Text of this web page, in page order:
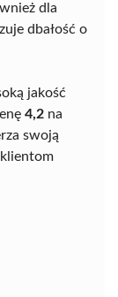
dla
dbałość o
jakość
4,2 na
swoją